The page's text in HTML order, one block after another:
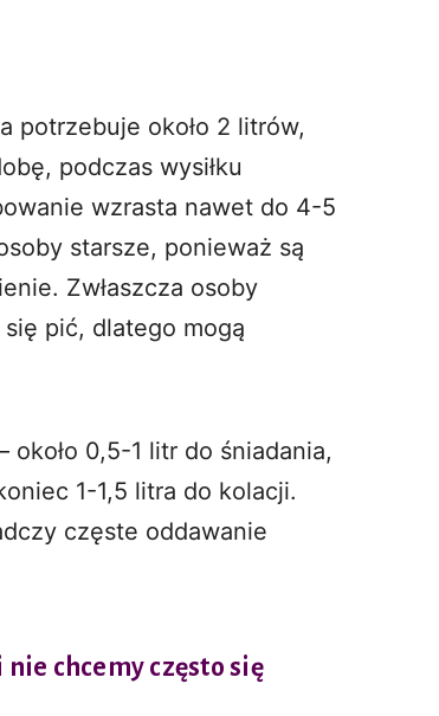
potrzebuje około 2 litrów,
podczas wysiłku
wzrasta nawet do 4-5
starsze, ponieważ są
Zwłaszcza osoby
pić, dlatego mogą
0,5-1 litr do śniadania,
1-1,5 litra do kolacji.
częste oddawanie
chcemy często się